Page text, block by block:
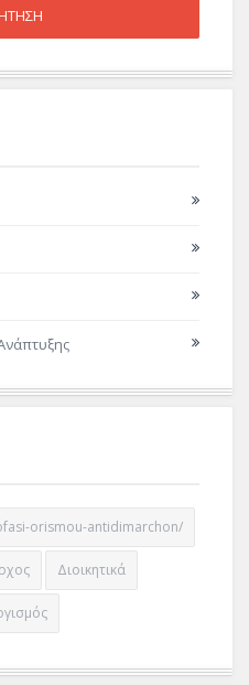
orismou-antidimarchon/
Διοικητικά